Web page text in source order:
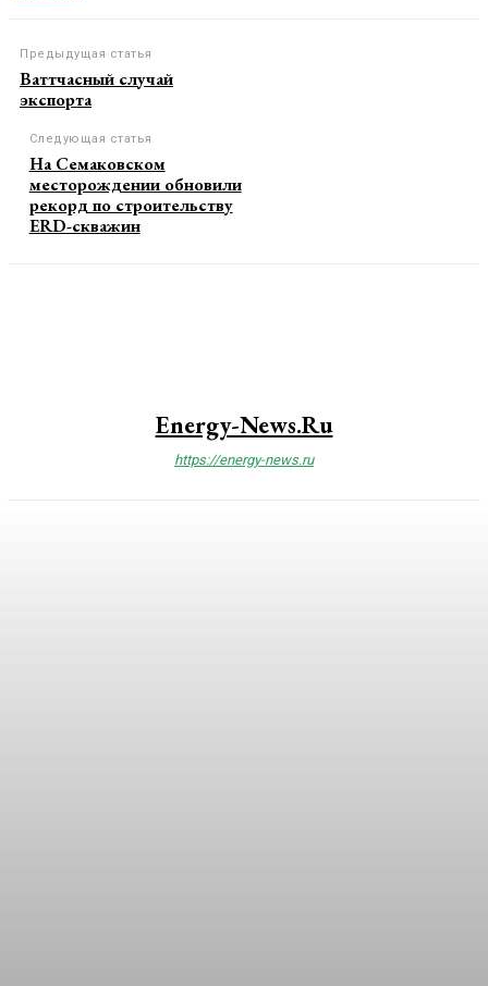
Предыдущая статья
Ваттчасный случай
экспорта
Следующая статья
На Семаковском
месторождении обновили
рекорд по строительству
ERD-скважин
Energy-News.ru
https://energy-news.ru